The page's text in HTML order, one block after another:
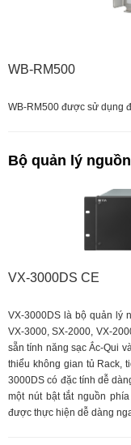
WB-RM500
WB-RM500 được sử dụng
Bộ quản lý
VX-3000DS CE
VX-3000DS là bộ quản lý
VX-3000, SX-2000, VX-
sẵn tính năng sạc Ắc-Qui
thiểu không gian tủ Rack,
3000DS có đặc tính dễ
một nút bật tắt nguồn
được thực hiện dễ dàng